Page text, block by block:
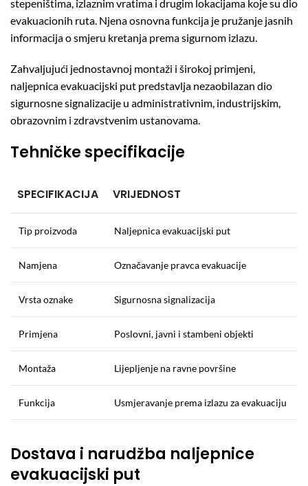
stepeništima, izlaznim vratima i drugim lokacijama koje su dio
evakuacionih ruta. Njena osnovna funkcija je pružanje jasnih
informacija o smjeru kretanja prema sigurnom izlazu.
Zahvaljujući jednostavnoj montaži i širokoj primjeni,
naljepnica evakuacijski put predstavlja nezaobilazan dio
sigurnosne signalizacije u administrativnim, industrijskim,
obrazovnim i zdravstvenim ustanovama.
Tehničke specifikacije
SPECIFIKACIJA VRIJEDNOST
Tip proizvoda Naljepnica evakuacijski put
Namjena Označavanje pravca evakuacije
Vrsta oznake Sigurnosna signalizacija
Primjena Poslovni, javni i stambeni objekti
Montaža Lijepljenje na ravne površine
Funkcija Usmjeravanje prema izlazu za evakuaciju
Dostava i narudžba naljepnice
evakuacijski put